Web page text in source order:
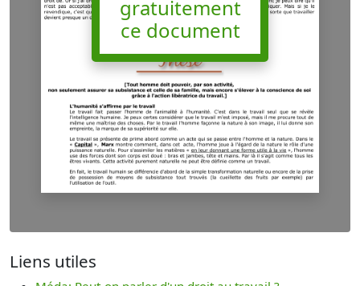
gratuitement
ce document
Liens utiles